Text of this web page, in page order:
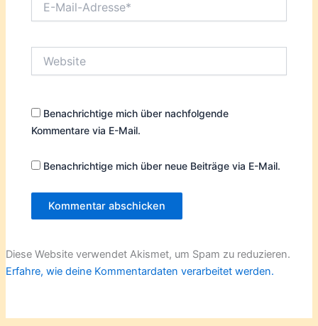
Mail-
Benachrichtige mich über nachfolgende
Kommentare via E-Mail.
Benachrichtige mich über neue Beiträge via E-Mail.
Diese Website verwendet Akismet, um Spam zu reduzieren.
Erfahre, wie deine Kommentardaten verarbeitet werden.